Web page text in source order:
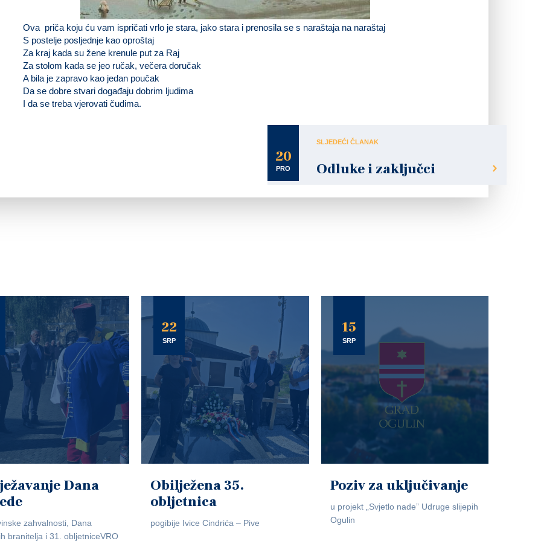
Ova priča koju ću vam ispričati vrlo je stara, jako stara i prenosila se s naraštaja na naraštaj
S postelje posljednje kao oproštaj
Za kraj kada su žene krenule put za Raj
Za stolom kada se jeo ručak, večera doručak
A bila je zapravo kao jedan poučak
Da se dobre stvari događaju dobrim ljudima
I da se treba vjerovati čudima.
20
PRO
SLJEDEĆI ČLANAK
Odluke i zaključci
Dana
zahvalnosti, Dana
branitelja i 31. obljetniceVRO
22
SRP
Obilježena 35.
obljetnica
pogibije Ivice Cindrića – Pive
15
SRP
Poziv za uključivanje
u projekt „Svjetlo nade” Udruge slijepih
Ogulin